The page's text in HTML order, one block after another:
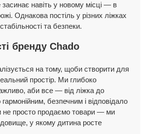
навіть у новому місці — в
Однакова постіль у різних ліжках
та безпеки.
бренду Chado
на тому, щоби створити для
простір. Ми глибоко
аби все — від ліжка до
безпечним і відповідало
просто продаємо товари — ми
у якому дитина росте